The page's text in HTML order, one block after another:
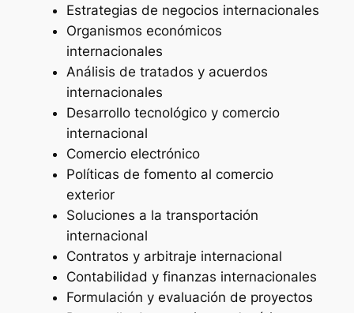
Estrategias de negocios internacionales
Organismos económicos
internacionales
Análisis de tratados y acuerdos
internacionales
Desarrollo tecnológico y comercio
internacional
Comercio electrónico
Políticas de fomento al comercio
exterior
Soluciones a la transportación
internacional
Contratos y arbitraje internacional
Contabilidad y finanzas internacionales
Formulación y evaluación de proyectos